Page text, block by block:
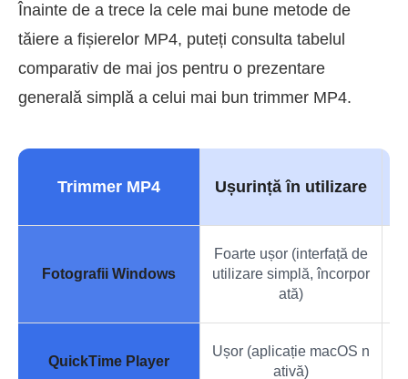
Înainte de a trece la cele mai bune metode de
tăiere a fișierelor MP4, puteți consulta tabelul
comparativ de mai jos pentru o prezentare
generală simplă a celui mai bun trimmer MP4.
Trimmer MP4 Ușurință în utilizare
Fotografii Windows
Foarte ușor (interfață de
utilizare simplă, încorpor
ată)
QuickTime Player
Ușor (aplicație macOS n
ativă)